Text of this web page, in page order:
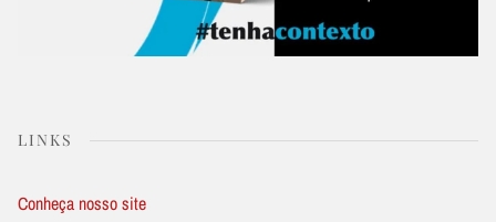
LINKS
Conheça nosso site